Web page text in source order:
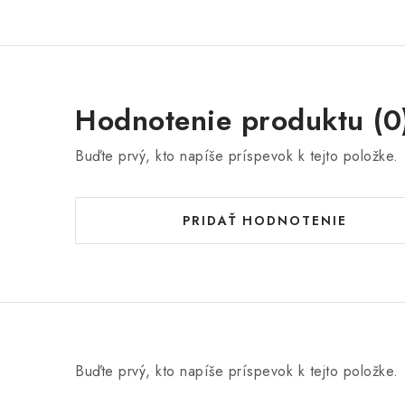
Hodnotenie produktu
Buďte prvý, kto napíše príspevok k tejto položke.
PRIDAŤ HODNOTENIE
Buďte prvý, kto napíše príspevok k tejto položke.